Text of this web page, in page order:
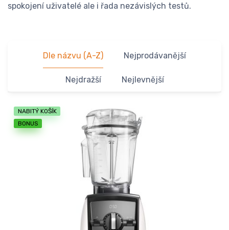
spokojení uživatelé ale i řada nezávislých testů.
Dle názvu (A-Z) Nejprodávanější
Nejdražší Nejlevnější
NABITÝ KOŠÍK
BONUS